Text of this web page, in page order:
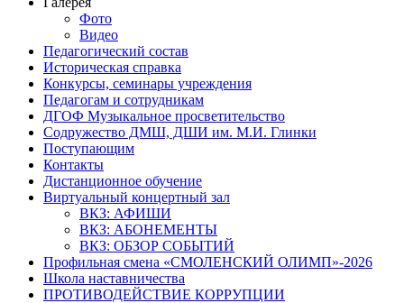
Фото
Видео
Педагогический состав
Историческая справка
Конкурсы, семинары учреждения
Педагогам и сотрудникам
ДГОФ Музыкальное просветительство
Содружество ДМШ, ДШИ им. М.И. Глинки
Поступающим
Контакты
Дистанционное обучение
Виртуальный концертный зал
ВКЗ: АФИШИ
ВКЗ: АБОНЕМЕНТЫ
ВКЗ: ОБЗОР СОБЫТИЙ
Профильная смена «СМОЛЕНСКИЙ ОЛИМП»-2026
Школа наставничества
ПРОТИВОДЕЙСТВИЕ КОРРУПЦИИ